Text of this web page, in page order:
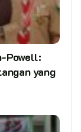
Powell:
yang